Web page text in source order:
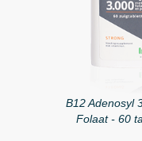
B12 Adenosyl
Folaat - 60